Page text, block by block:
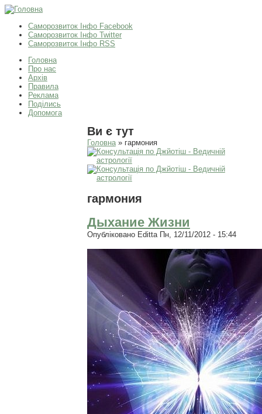
Саморозвиток Інфо Facebook
Саморозвиток Інфо Twitter
Саморозвиток Інфо RSS
Головна
Про нас
Архів
Правила
Реклама
Поділись
Допомога
Ви є тут
Головна» гармония
гармония
Дыхание Жизни
Опубліковано EdittaПн, 12/11/2012 - 15:44